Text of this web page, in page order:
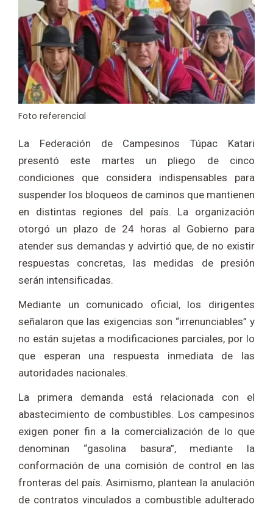
Foto referencial
La Federación de Campesinos Túpac Katari
presentó este martes un pliego de cinco
condiciones que considera indispensables para
suspender los bloqueos de caminos que mantienen
en distintas regiones del país. La organización
otorgó un plazo de 24 horas al Gobierno para
atender sus demandas y advirtió que, de no existir
respuestas concretas, las medidas de presión
serán intensificadas.
Mediante un comunicado oficial, los dirigentes
señalaron que las exigencias son “irrenunciables” y
no están sujetas a modificaciones parciales, por lo
que esperan una respuesta inmediata de las
autoridades nacionales.
La primera demanda está relacionada con el
abastecimiento de combustibles. Los campesinos
exigen poner fin a la comercialización de lo que
denominan “gasolina basura”, mediante la
conformación de una comisión de control en las
fronteras del país. Asimismo, plantean la anulación
de contratos vinculados a combustible adulterado